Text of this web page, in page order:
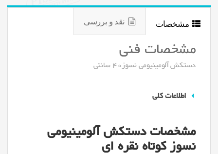
مشخصات نقد و بررسی
مشخصات فنی
دستکش آلومینیومی نسوز40 سانتی
اطلاعات کلی
مشخصات دستکش آلومینیومی
نسوز کوتاه نقره ای